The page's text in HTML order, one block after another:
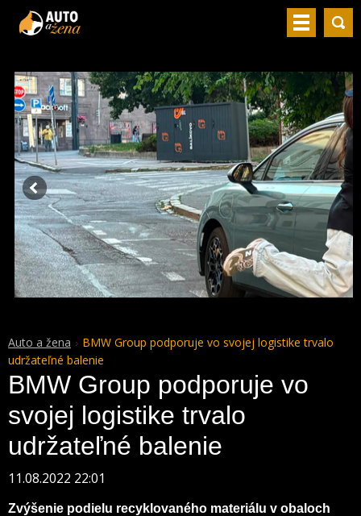
Auto a žena
BMW Group podporuje vo svojej logistike trvalo
udržateľné balenie
BMW Group podporuje vo
svojej logistike trvalo
udržateľné balenie
11.08.2022 22:01
Zvýšenie podielu recyklovaného materiálu v obaloch